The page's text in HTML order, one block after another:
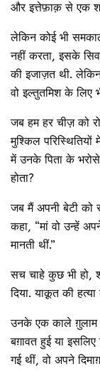
और इत्तेफ़ाक़ से एक
लेकिन कोई भी
नहीं करता, इसके
की इजाज़त थी.
वो इल्तुतमिश के लिए
जब हम हर चीज़ को
मुश्किल
में उनके पिता के
होता?
जब मैं अपनी बेटी को
कहा, “मां वो उन्हें
मानती थीं.”
सच चाहे कुछ भी हो,
दिया. याक़ूत की
उनके एक काले
बग़ावत हुई या
गई थीं, वो अपने